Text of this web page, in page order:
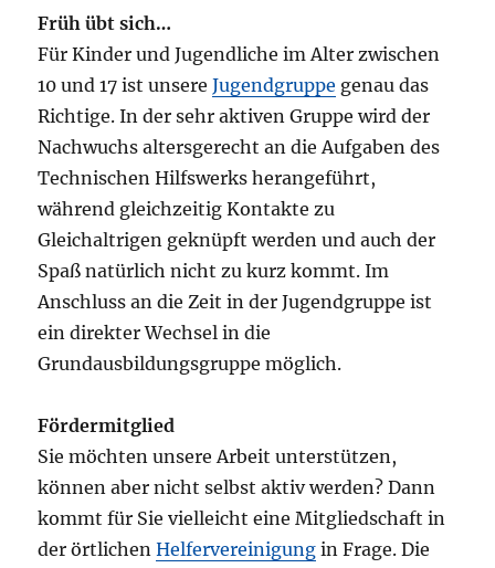
Früh übt sich…
Für Kinder und Jugendliche im Alter zwischen
10 und 17 ist unsereJugendgruppe genau das
Richtige. In der sehr aktiven Gruppe wird der
Nachwuchs altersgerecht an die Aufgaben des
Technischen Hilfswerks herangeführt,
während gleichzeitig Kontakte zu
Gleichaltrigen geknüpft werden und auch der
Spaß natürlich nicht zu kurz kommt. Im
Anschluss an die Zeit in der Jugendgruppe ist
ein direkter Wechsel in die
Grundausbildungsgruppe möglich.
Fördermitglied
Sie möchten unsere Arbeit unterstützen,
können aber nicht selbst aktiv werden? Dann
kommt für Sie vielleicht eine Mitgliedschaft in
der örtlichenHelfervereinigung in Frage. Die